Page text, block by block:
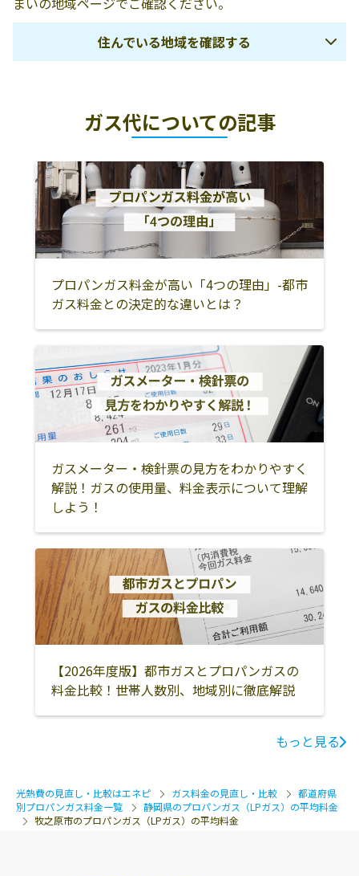
ト
市新庄38-1
住んでいる地域を確認する
賀茂郡南伊豆町
賀茂郡松崎町
賀茂郡西伊豆町
伊豆の国市
沼津市
三島市
御殿場市
裾野市
田方郡函南町
駿東郡清水町
駿東郡長泉町
駿東郡小山町
富士市
富士宮市
静岡市
焼津市
藤枝市
牧之原市
榛原郡吉田町
榛原郡川根本町
御前崎市
掛川市
袋井市
磐田市
周智郡森町
浜松市
湖西市
ガス代についての記事
プロパンガス料金が高い「4つの理由」-都市
ガス料金との決定的な違いとは？
ガスメーター・検針票の見方をわかりやすく
解説！ガスの使用量、料金表示について理解
しよう！
【2026年度版】都市ガスとプロパンガスの
料金比較！世帯人数別、地域別に徹底解説
もっと見る
光熱費の見直し・比較はエネピ ガス料金の見直し・比較
都道府県
別プロパンガス料金一覧
静岡県のプロパンガス（LPガス）の平均料金
牧之原市のプロパンガス（LPガス）の平均料金